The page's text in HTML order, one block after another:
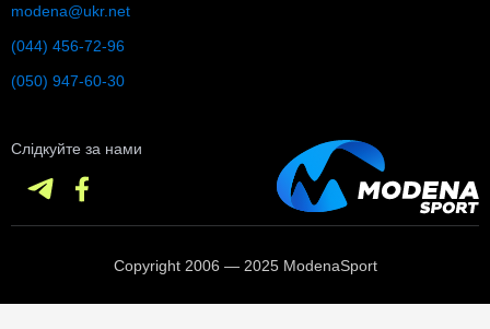
modena@ukr.net
(044) 456-72-96
(050) 947-60-30
Слідкуйте за нами
Copyright 2006 — 2025 ModenaSport